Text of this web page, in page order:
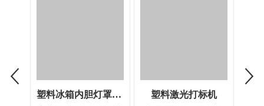
塑料冰箱内胆灯罩三维切割设备 塑料激光打标机